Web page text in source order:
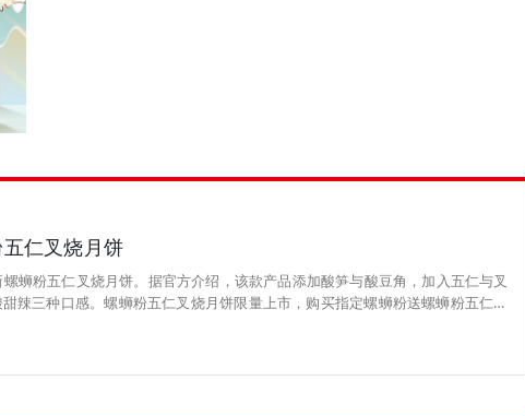
仁叉烧月饼
蛳粉五仁叉烧月饼。据官方介绍，该款产品添加酸笋与酸豆角，加入五仁与叉
辣三种口感。螺蛳粉五仁叉烧月饼限量上市，购买指定螺蛳粉送螺蛳粉五仁叉
微）